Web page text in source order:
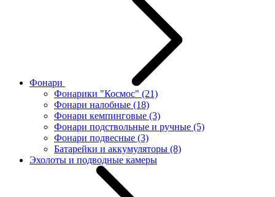
Фонари
Фонарики "Космос" (21)
Фонари налобные (18)
Фонари кемпинговые (3)
Фонари подствольные и ручные (5)
Фонари подвесные (3)
Батарейки и аккумуляторы (8)
Эхолоты и подводные камеры